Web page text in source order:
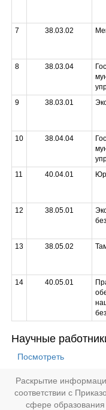
7
38.03.02
8
38.03.04
9
38.03.01
10
38.04.04
11
40.04.01
12
38.05.01
13
38.05.02
14
40.05.01
Научные
Посмотреть
Раскрытие
соответствии с
сфере